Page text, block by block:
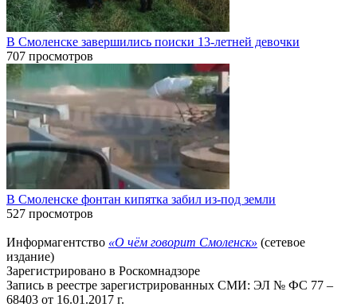
В Смоленске завершились поиски 13-летней девочки
707 просмотров
В Смоленске фонтан кипятка забил из-под земли
527 просмотров
Информагентство «О чём говорит Смоленск» (сетевое
издание)
Зарегистрировано в Роскомнадзоре
Запись в реестре зарегистрированных СМИ: ЭЛ № ФС 77 –
68403 от 16.01.2017 г.